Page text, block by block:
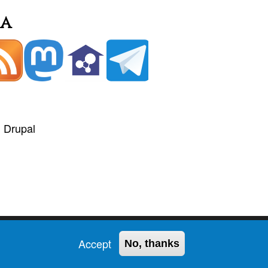
Drupal
Accept No, thanks